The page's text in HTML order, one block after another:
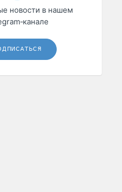
новости в нашем